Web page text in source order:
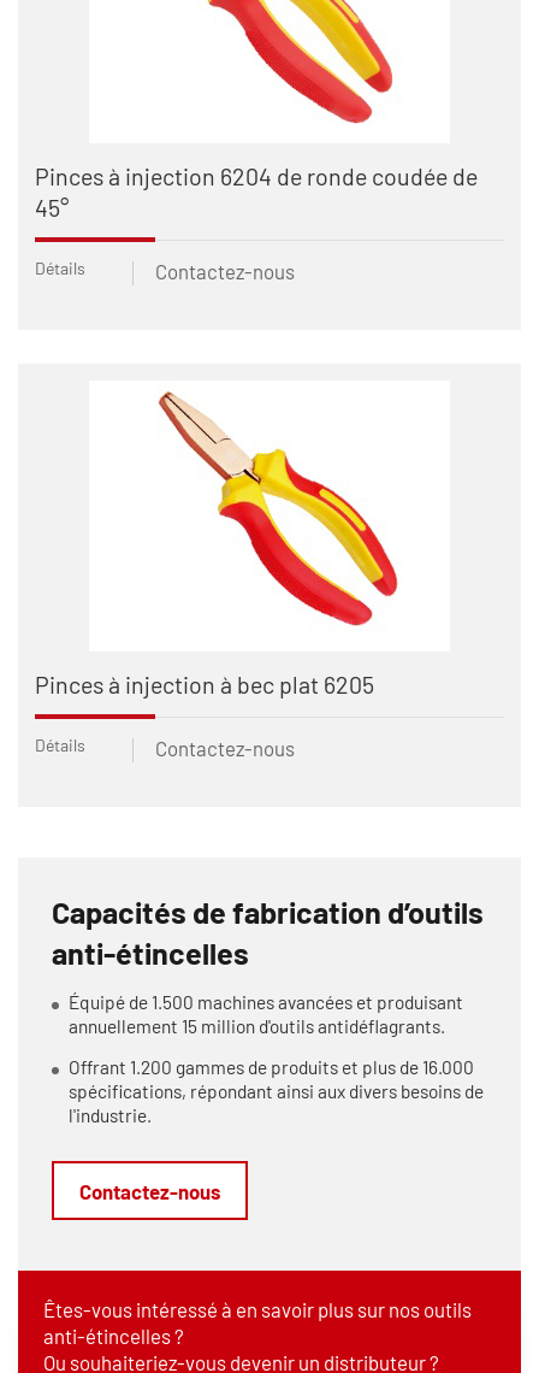
Pinces à injection 6204 de ronde coudée de
45°
Détails Contactez-nous
Pinces à injection à bec plat 6205
Détails Contactez-nous
Capacités de fabrication d’outils
anti-étincelles
Équipé de 1.500 machines avancées et produisant
annuellement 15 million d'outils antidéflagrants.
Offrant 1.200 gammes de produits et plus de 16.000
spécifications, répondant ainsi aux divers besoins de
l'industrie.
Contactez-nous
Êtes-vous intéressé à en savoir plus sur nos outils
anti-étincelles ?
Ou souhaiteriez-vous devenir un distributeur ?